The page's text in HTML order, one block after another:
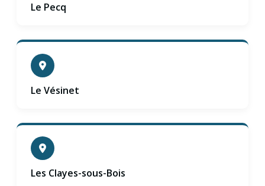
Le Pecq
Le Vésinet
Les Clayes-sous-Bois